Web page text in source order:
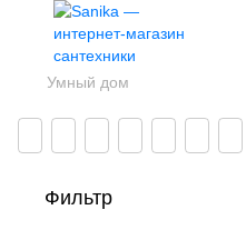
Умный дом
Фильтр